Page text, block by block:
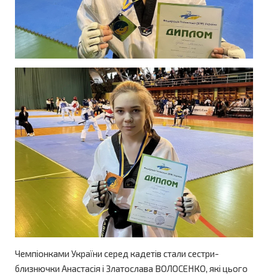
Чемпіонками України серед кадетів стали сестри-
близнючки Анастасія і Златослава ВОЛОСЕНКО, які цього